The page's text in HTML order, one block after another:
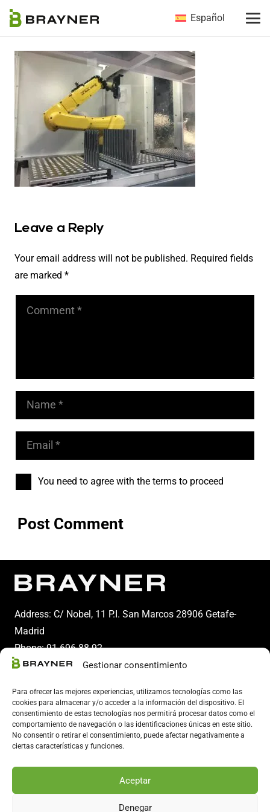
Gestionar consentimiento
Para ofrecer las mejores experiencias, utilizamos tecnologías como las
cookies para almacenar y/o acceder a la información del dispositivo. El
consentimiento de estas tecnologías nos permitirá procesar datos como el
comportamiento de navegación o las identificaciones únicas en este sitio.
No consentir o retirar el consentimiento, puede afectar negativamente a
ciertas características y funciones.
Aceptar
Denegar
Español
Leave a Reply
Your email address will not be published. Required fields
are marked *
You need to agree with the terms to proceed
Post Comment
Address: C/ Nobel, 11 P.I. San Marcos 28906 Getafe-
Madrid
Phone:91 696 88 92
Email:info@brayner.es
Copyright 2024 © Brayner – All rights reserved.